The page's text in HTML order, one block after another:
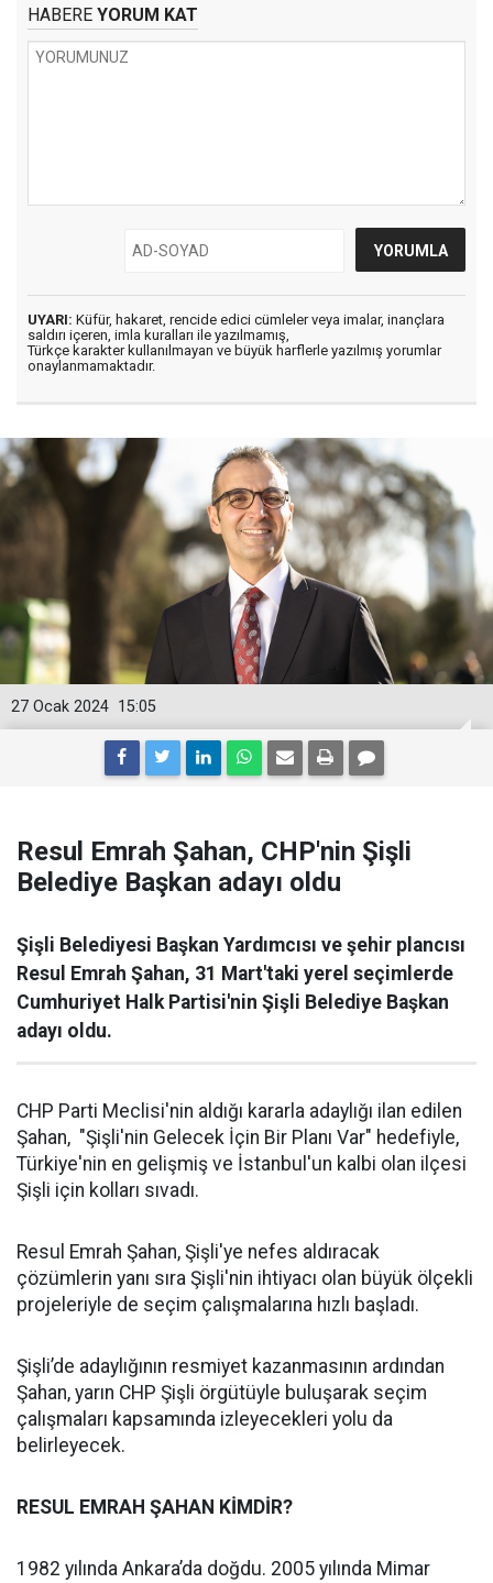
HABERE YORUM KAT
UYARI: Küfür, hakaret, rencide edici cümleler veya imalar, inançlara
saldırı içeren, imla kuralları ile yazılmamış,
Türkçe karakter kullanılmayan ve büyük harflerle yazılmış yorumlar
onaylanmamaktadır.
15:05
27 Ocak 2024
Resul Emrah Şahan, CHP'nin Şişli
Belediye Başkan adayı oldu
Şişli Belediyesi Başkan Yardımcısı ve şehir plancısı
Resul Emrah Şahan, 31 Mart'taki yerel seçimlerde
Cumhuriyet Halk Partisi'nin Şişli Belediye Başkan
adayı oldu.
CHP Parti Meclisi'nin aldığı kararla adaylığı ilan edilen
Şahan, "Şişli'nin Gelecek İçin Bir Planı Var" hedefiyle,
Türkiye'nin en gelişmiş ve İstanbul'un kalbi olan ilçesi
Şişli için kolları sıvadı.
Resul Emrah Şahan, Şişli'ye nefes aldıracak
çözümlerin yanı sıra Şişli'nin ihtiyacı olan büyük ölçekli
projeleriyle de seçim çalışmalarına hızlı başladı.
Şişli’de adaylığının resmiyet kazanmasının ardından
Şahan, yarın CHP Şişli örgütüyle buluşarak seçim
çalışmaları kapsamında izleyecekleri yolu da
belirleyecek.
RESUL EMRAH ŞAHAN KİMDİR?
1982 yılında Ankara’da doğdu. 2005 yılında Mimar